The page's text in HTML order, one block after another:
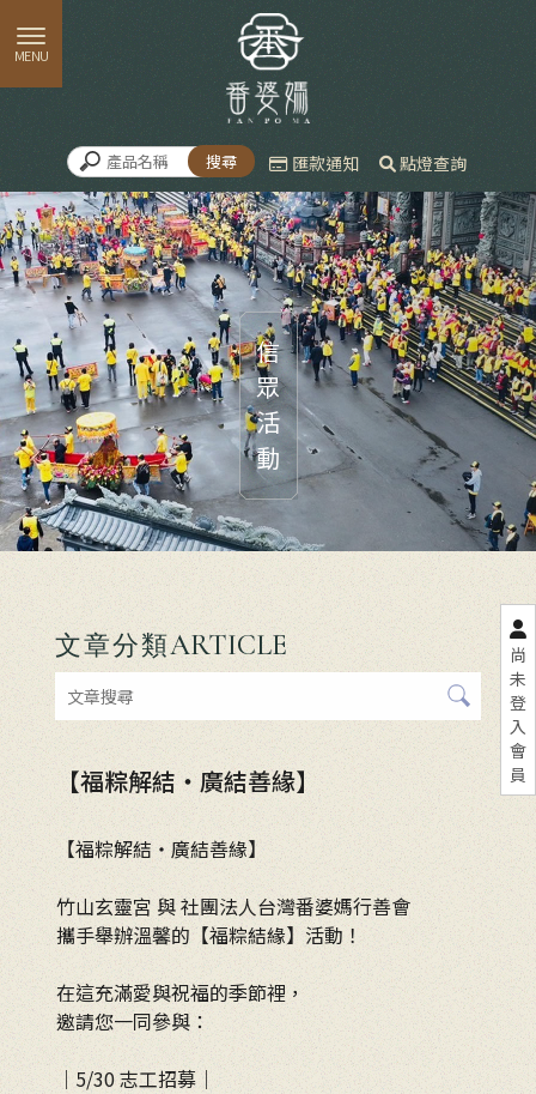
尚
未
登
入
會
員
匯款通知 點燈查詢
信眾活動
文章分類ARTICLE
【福粽解結・廣結善緣】
【福粽解結・廣結善緣】
竹山玄靈宮 與 社團法人台灣番婆媽行善會
攜手舉辦溫馨的【福粽結緣】活動！
在這充滿愛與祝福的季節裡，
邀請您一同參與：
｜5/30 志工招募｜